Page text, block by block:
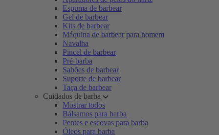
Espuma de barbear
Gel de barbear
Kits de barbear
Máquina de barbear para homem
Navalha
Pincel de barbear
Pré-barba
Sabões de barbear
Suporte de barbear
Taça de barbear
Cuidados de barba
Mostrar todos
Bálsamos para barba
Pentes e escovas para barba
Óleos para barba